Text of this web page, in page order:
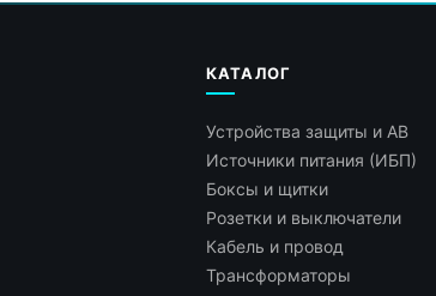
КАТАЛОГ
Устройства защиты и АВ
Источники питания (ИБП)
Боксы и щитки
Розетки и выключатели
Кабель и провод
Трансформаторы